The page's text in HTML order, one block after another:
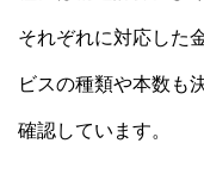
それぞれに対応した
ビスの種類や本数も
確認しています。